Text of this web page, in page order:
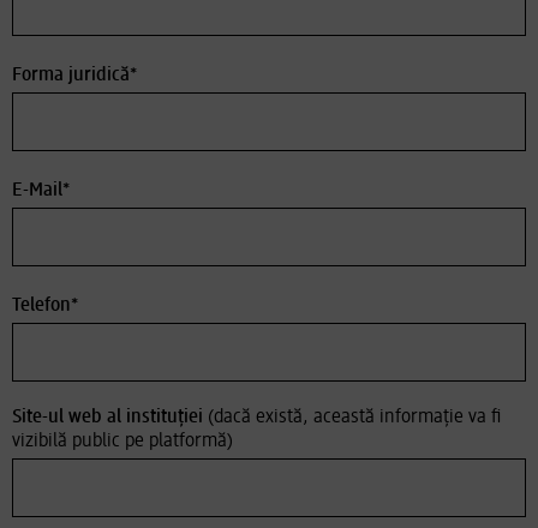
Forma juridică*
E-Mail*
Telefon*
Site-ul web al instituției (dacă există, această informație va fi
vizibilă public pe platformă)